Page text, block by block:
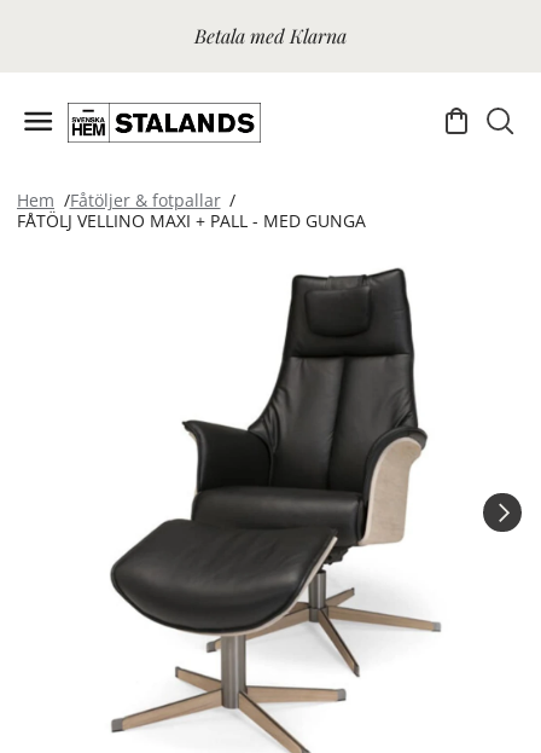
Betala med Klarna
Hem
Fåtöljer & fotpallar
FÅTÖLJ VELLINO MAXI + PALL - MED GUNGA